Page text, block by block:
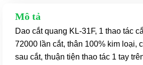
lượng
Mô tả
Dao cắt quang KL-31F, 1 thao tác
72000 lần cắt, thân 100% kim loại,
sau cắt, thuận tiện thao tác 1 tay